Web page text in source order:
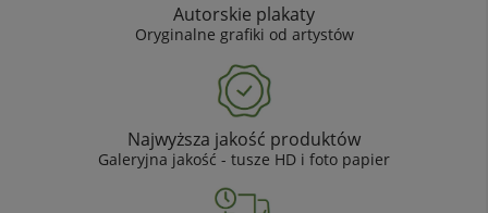
Autorskie plakaty
Oryginalne grafiki od artystów
Najwyższa jakość produktów
Galeryjna jakość - tusze HD i foto papier